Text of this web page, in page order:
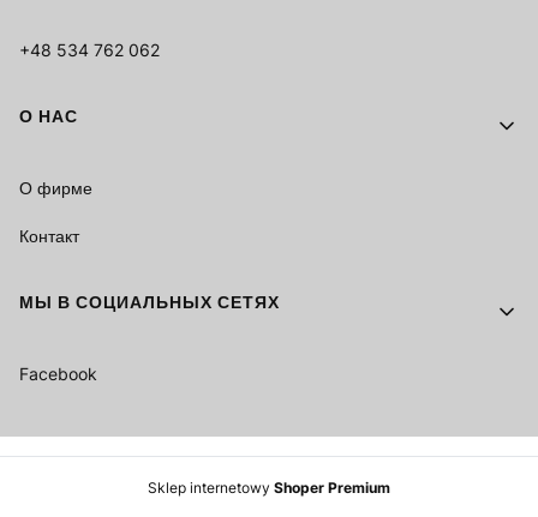
+48 534 762 062
О НАС
О фирме
Контакт
МЫ В СОЦИАЛЬНЫХ СЕТЯХ
Facebook
Sklep internetowy Shoper Premium